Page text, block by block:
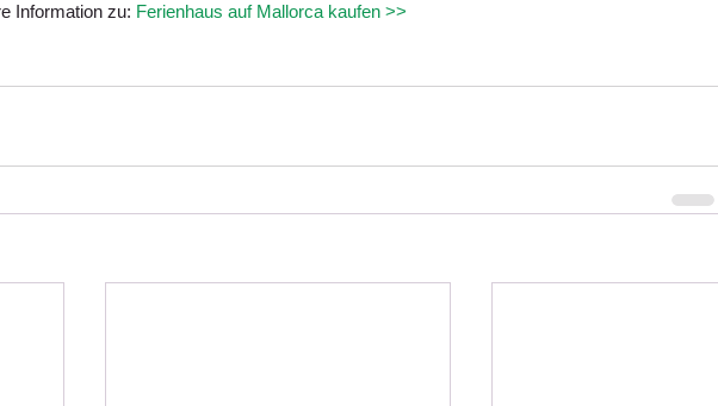
Information zu: Ferienhaus auf Mallorca kaufen >>